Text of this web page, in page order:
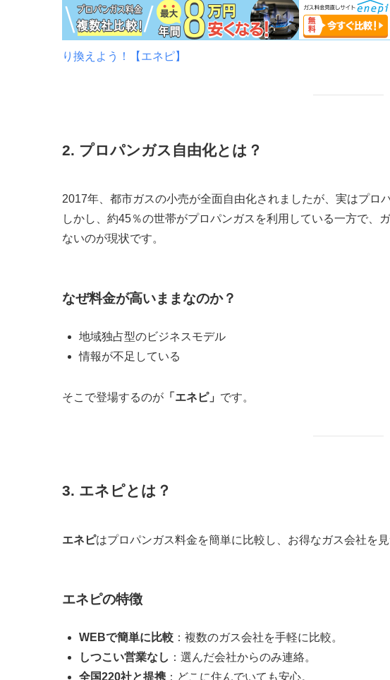
り換えよう！【エネピ】
2. プロパンガス自由化とは？
2017年、都市ガスの小売が全面自由化されましたが、実はプロ
しかし、約45％の世帯がプロパンガスを利用している一方で、
ないのが現状です。
なぜ料金が高いままなのか？
地域独占型のビジネスモデル
情報が不足している
そこで登場するのが 「エネピ」 です。
3. エネピとは？
エネピはプロパンガス料金を簡単に比較し、お得なガス会社を
エネピの特徴
WEBで簡単に比較 ：複数のガス会社を手軽に比較。
しつこい営業なし ：選んだ会社からのみ連絡。
全国220社と提携 ：どこに住んでいても安心。